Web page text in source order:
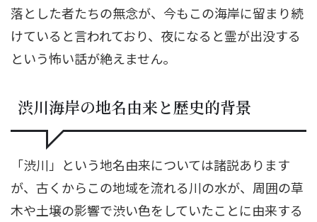
落とした者たちの無念が、今もこの海岸に留まり続
けていると言われており、夜になると霊が出没する
という怖い話が絶えません。
渋川海岸の地名由来と歴史的背景
「渋川」という地名由来については諸説あります
が、古くからこの地域を流れる川の水が、周囲の草
木や土壌の影響で渋い色をしていたことに由来する